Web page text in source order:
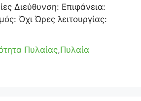
Διεύθυνση: Επιφάνεια:
Όχι Ώρες λειτουργίας:
Πυλαίας,Πυλαία